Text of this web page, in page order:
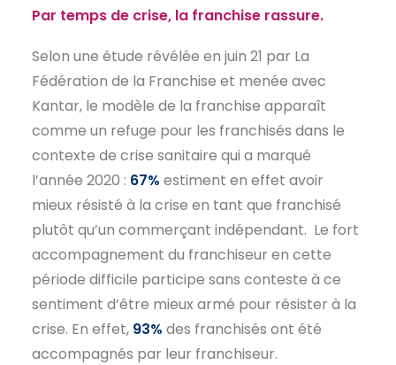
Par temps de crise, la franchise rassure.
Selon une étude révélée en juin 21 par La
Fédération de la Franchise et menée avec
Kantar, le modèle de la franchise apparaît
comme un refuge pour les franchisés dans le
contexte de crise sanitaire qui a marqué
l’année 2020 : 67% estiment en effet avoir
mieux résisté à la crise en tant que franchisé
plutôt qu’un commerçant indépendant. Le fort
accompagnement du franchiseur en cette
période difficile participe sans conteste à ce
sentiment d’être mieux armé pour résister à la
crise. En effet, 93% des franchisés ont été
accompagnés par leur franchiseur.